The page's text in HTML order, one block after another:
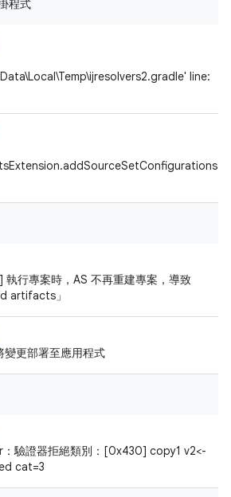
程式
line:
行專案時，AS 不再重建專案，導致
artifacts」
更部署至應用程式
驗證器拒絕類別：[0x430] copy1 v2<-
cat=3